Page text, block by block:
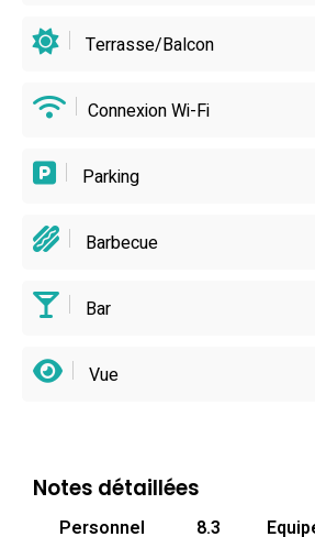
Terrasse/Balcon
Connexion Wi-Fi
Parking
Barbecue
Bar
Vue
Notes détaillées
Personnel 8.3